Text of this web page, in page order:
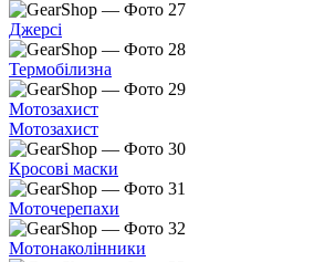
Джерсі
Термобілизна
Мотозахист
Мотозахист
Кросові маски
Моточерепахи
Мотонаколінники